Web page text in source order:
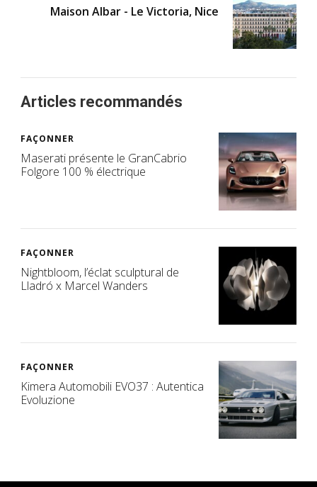
Maison Albar - Le Victoria, Nice
Articles recommandés
FAÇONNER
Maserati présente le GranCabrio
Folgore 100 % électrique
FAÇONNER
Nightbloom, l’éclat sculptural de
Lladró x Marcel Wanders
FAÇONNER
Kimera Automobili EVO37 : Autentica
Evoluzione